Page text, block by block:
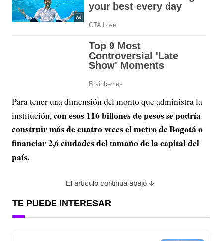
Para tener una dimensión del monto que administra la
institución,con esos 116 billones de pesos se podría
construir más de cuatro veces el metro de Bogotá o
financiar 2,6 ciudades del tamaño de la capital del
país.
El artículo continúa abajo
TE PUEDE INTERESAR